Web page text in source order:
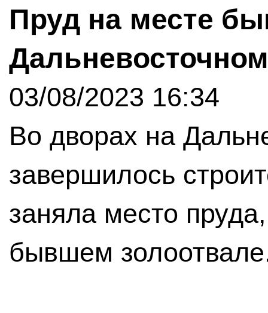
Пруд на месте
03/08/2023 16:34
Во дворах на
завершилось
заняла место
бывшем